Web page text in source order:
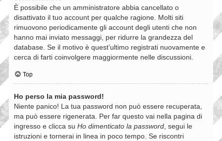
È possibile che un amministratore abbia cancellato o
disattivato il tuo account per qualche ragione. Molti siti
rimuovono periodicamente gli account degli utenti che non
hanno mai inviato messaggi, per ridurre la grandezza del
database. Se il motivo è quest’ultimo registrati nuovamente e
cerca di farti coinvolgere maggiormente nelle discussioni.
Top
Ho perso la mia password!
Niente panico! La tua password non può essere recuperata,
ma può essere rigenerata. Per far questo vai nella pagina di
ingresso e clicca su Ho dimenticato la password, segui le
istruzioni e tornerai in linea in poco tempo. Se riscontri